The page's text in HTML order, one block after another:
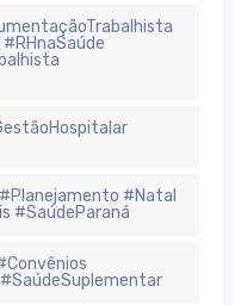
#Natal
#SaúdeParaná